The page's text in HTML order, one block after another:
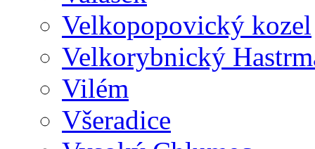
Velkopopovický kozel
Velkorybnický
Vilém
Všeradice